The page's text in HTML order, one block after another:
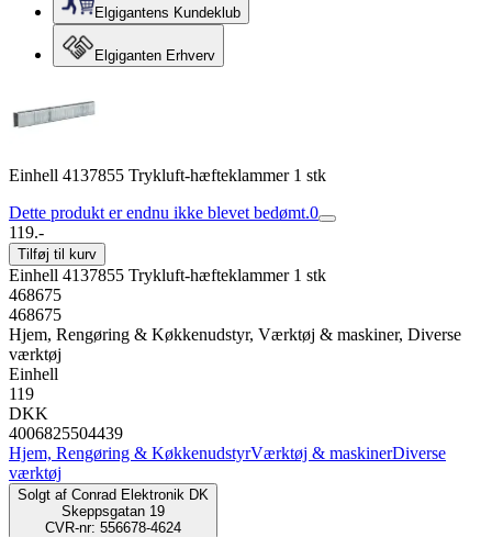
Elgigantens Kundeklub
Elgiganten Erhverv
Einhell 4137855 Trykluft-hæfteklammer 1 stk
Dette produkt er endnu ikke blevet bedømt.0
119.-
Tilføj til kurv
Einhell 4137855 Trykluft-hæfteklammer 1 stk
468675
468675
Hjem, Rengøring & Køkkenudstyr, Værktøj & maskiner, Diverse
værktøj
Einhell
119
DKK
4006825504439
Hjem, Rengøring & KøkkenudstyrVærktøj & maskinerDiverse
værktøj
Solgt af Conrad Elektronik DK
Skeppsgatan 19
CVR-nr: 556678-4624